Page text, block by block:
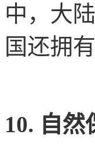
中，大
国还拥
10. 自然